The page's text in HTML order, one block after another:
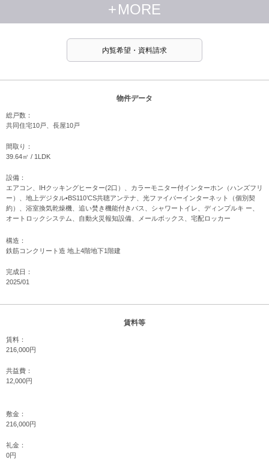
+MORE
内覧希望・資料請求
物件データ
総戸数：
共同住宅10戸、長屋10戸
間取り：
39.64㎡ / 1LDK
設備：
エアコン、IHクッキングヒーター(2口）、カラーモニター付インターホン（ハンズフリ
ー）、地上デジタル•BS110’CS共聴アンテナ、光ファイバーインターネット（個別契
約）、浴室換気乾燥機、追い焚き機能付きバス、シャワートイレ、ディンプルキ ー、
オートロックシステム、自動火災報知設備、メールボックス、宅配ロッカー
構造：
鉄筋コンクリート造 地上4階地下1階建
完成日：
2025/01
賃料等
賃料：
216,000円
共益費：
12,000円
敷金：
216,000円
礼金：
0円